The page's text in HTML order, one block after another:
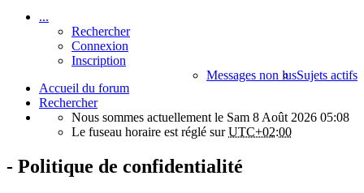
...
Rechercher
Connexion
Inscription
Sujets actifs
Messages non lus
Accueil du forum
Rechercher
Nous sommes actuellement le Sam 8 Août 2026 05:08
Le fuseau horaire est réglé surUTC+02:00
- Politique de confidentialité